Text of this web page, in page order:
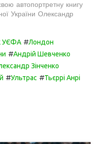
автопортретну книгу
України Олександр
УЄФА #Лондон
#Андрій Шевченко
Зінченко
#Ультрас #Тьєррі Анрі